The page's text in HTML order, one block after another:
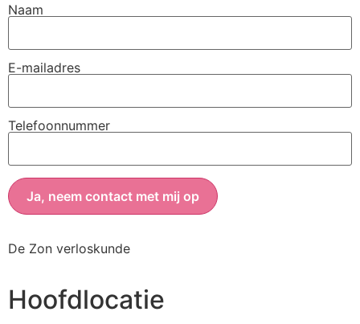
Naam
E-mailadres
Telefoonnummer
De Zon verloskunde
Hoofdlocatie